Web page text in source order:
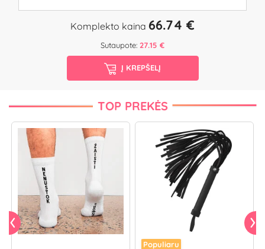
Komplekto kaina 66.74 €
Sutaupote: 27.15 €
Į KREPŠELĮ
TOP PREKĖS
Populiaru